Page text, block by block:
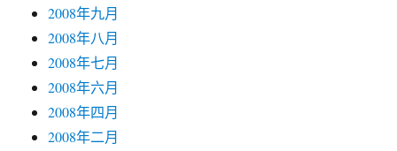
2008年九月
2008年八月
2008年七月
2008年六月
2008年四月
2008年二月